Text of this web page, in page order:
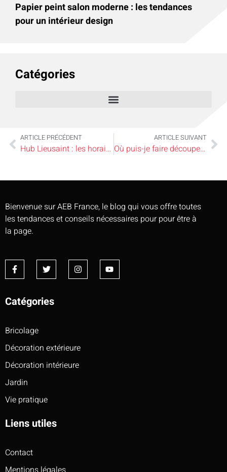
Papier peint salon moderne : les tendances
pour un intérieur design
Catégories
ARTICLE PRÉCÉDENT
Hub Lieusaint : les horaires, l’adresse et les services essentiels
ARTICLE SUIVANT
Où puis-je faire découper une vitre sur-mesure ?
Bienvenue sur AEB France, le blog qui vous offre toutes
les tendances et conseils nécessaires pour pour être à
la page.
Catégories
Bricolage
Décoration extérieure
Décoration intérieure
Jardin
Vie pratique
Liens utiles
Contact